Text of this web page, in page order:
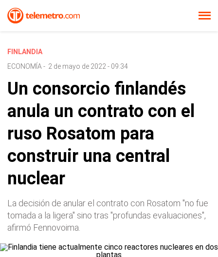
FINLANDIA
ECONOMÍA - 2 de mayo de 2022 - 09:34
Un consorcio finlandés
anula un contrato con el
ruso Rosatom para
construir una central
nuclear
La decisión de anular el contrato con Rosatom "no fue
tomada a la ligera" sino tras "profundas evaluaciones",
afirmó Fennovoima.